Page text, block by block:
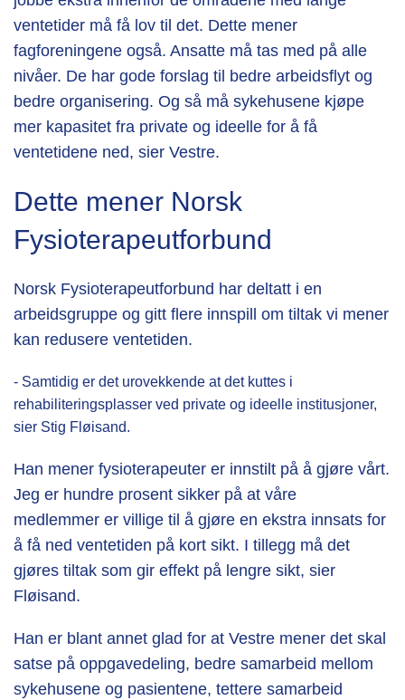
ventetider må få lov til det. Dette mener
fagforeningene også. Ansatte må tas med på alle
nivåer. De har gode forslag til bedre arbeidsflyt og
bedre organisering. Og så må sykehusene kjøpe
mer kapasitet fra private og ideelle for å få
ventetidene ned, sier Vestre.
Dette mener Norsk
Fysioterapeutforbund
Norsk Fysioterapeutforbund har deltatt i en
arbeidsgruppe og gitt flere innspill om tiltak vi mener
kan redusere ventetiden.
- Samtidig er det urovekkende at det kuttes i
rehabiliteringsplasser ved private og ideelle institusjoner,
sier Stig Fløisand.
Han mener fysioterapeuter er innstilt på å gjøre vårt.
Jeg er hundre prosent sikker på at våre
medlemmer er villige til å gjøre en ekstra innsats for
å få ned ventetiden på kort sikt. I tillegg må det
gjøres tiltak som gir effekt på lengre sikt, sier
Fløisand.
Han er blant annet glad for at Vestre mener det skal
satse på oppgavedeling, bedre samarbeid mellom
sykehusene og pasientene, tettere samarbeid